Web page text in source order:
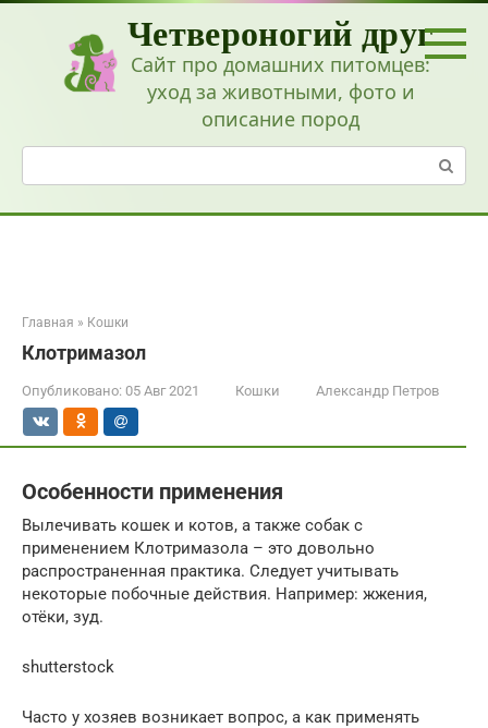
Перейти
Четвероногий друг
Сайт про домашних питомцев:
уход за животными, фото и
описание пород
Поиск:
Главная » Кошки
Клотримазол
Опубликовано: 05 Авг 2021 Кошки Александр Петров
Особенности применения
Вылечивать кошек и котов, а также собак с
применением Клотримазола – это довольно
распространенная практика. Следует учитывать
некоторые побочные действия. Например: жжения,
отёки, зуд.
shutterstock
Часто у хозяев возникает вопрос, а как применять